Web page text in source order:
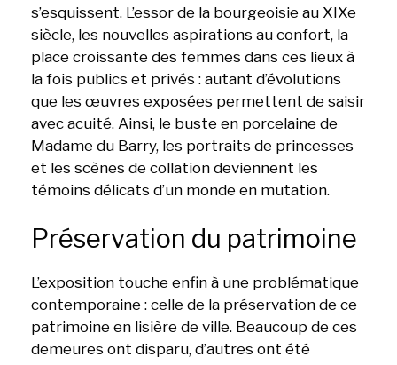
s’esquissent. L’essor de la bourgeoisie au XIXe
siècle, les nouvelles aspirations au confort, la
place croissante des femmes dans ces lieux à
la fois publics et privés : autant d’évolutions
que les œuvres exposées permettent de saisir
avec acuité. Ainsi, le buste en porcelaine de
Madame du Barry, les portraits de princesses
et les scènes de collation deviennent les
témoins délicats d’un monde en mutation.
Préservation du patrimoine
L’exposition touche enfin à une problématique
contemporaine : celle de la préservation de ce
patrimoine en lisière de ville. Beaucoup de ces
demeures ont disparu, d’autres ont été